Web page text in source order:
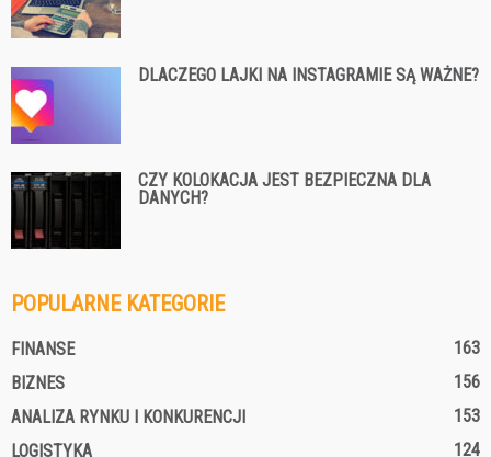
DLACZEGO LAJKI NA INSTAGRAMIE SĄ WAŻNE?
CZY KOLOKACJA JEST BEZPIECZNA DLA
DANYCH?
POPULARNE KATEGORIE
FINANSE
163
BIZNES
156
ANALIZA RYNKU I KONKURENCJI
153
LOGISTYKA
124